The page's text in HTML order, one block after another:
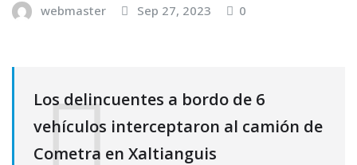
webmaster Sep 27, 2023 0
Los delincuentes a bordo de 6
vehículos interceptaron al camión de
Cometra en Xaltianguis